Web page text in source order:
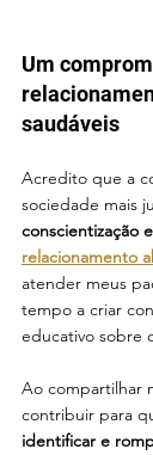
Um
saudáveis
Acredito que a
sociedade mais
conscientização
relacionamento
atender meus
tempo a criar
educativo sobre
Ao compartilhar
contribuir para
identificar e